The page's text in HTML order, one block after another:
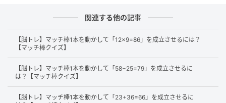
関連する他の記事
【脳トレ】マッチ棒1本を動かして「12×9=86」を成立させるには？
【マッチ棒クイズ】
【脳トレ】マッチ棒1本を動かして「58−25=79」を成立させるに
は？【マッチ棒クイズ】
【脳トレ】マッチ棒1本を動かして「23+36=66」を成立させるに